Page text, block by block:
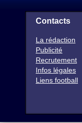
Contacts
La rédaction
Publicité
Recrutement
Infos légales
Liens football